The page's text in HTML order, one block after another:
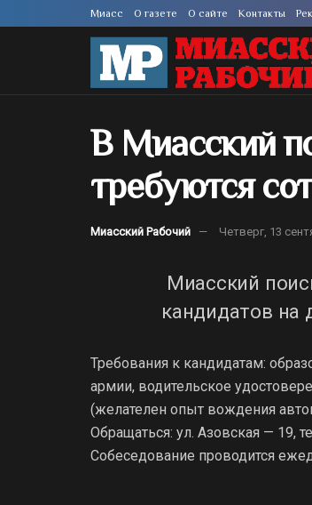
Миасс О газете О сайте Контакты
В Миасский
требуются
Миасский Рабочий Четверг, 13
Миасский
кандидатов на
Требования к кандидатам:
армии, водительское
(желателен опыт вождения
Обращаться: ул. Азовская — 19,
Собеседование проводится